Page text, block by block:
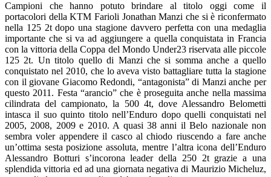
Campioni che hanno potuto brindare al titolo oggi come il
portacolori della KTM Farioli Jonathan Manzi che si è riconfermato
nella 125 2t dopo una stagione davvero perfetta con una medaglia
importante che si va ad aggiungere a quella conquistata in Francia
con la vittoria della Coppa del Mondo Under23 riservata alle piccole
125 2t. Un titolo quello di Manzi che si somma anche a quello
conquistato nel 2010, che lo aveva visto battagliare tutta la stagione
con il giovane Giacomo Redondi, “antagonista” di Manzi anche per
questo 2011. Festa “arancio” che è proseguita anche nella massima
cilindrata del campionato, la 500 4t, dove Alessandro Belometti
intasca il suo quinto titolo nell’Enduro dopo quelli conquistati nel
2005, 2008, 2009 e 2010. A quasi 38 anni il Belo nazionale non
sembra voler appendere il casco al chiodo riuscendo a fare anche
un’ottima sesta posizione assoluta, mentre l’altra icona dell’Enduro
Alessandro Botturi s’incorona leader della 250 2t grazie a una
splendida vittoria ed ad una giornata negativa di Maurizio Micheluz,